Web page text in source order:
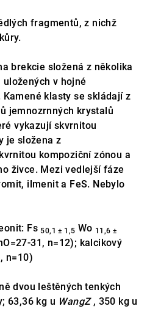
fragmentů, z nichž
brekcie složená z několika
v hojné
klasty se skládají z
jemnozrnných krystalů
vykazují skvrnitou
je složena z
kompoziční zónou a
živce. Mezi vedlejší fáze
ilmenit a FeS. Nebylo
Fs 50,1 ± 1,5 Wo 11,6 ±
31, n=12); kalcikový
, n=10)
dvou leštěných tenkých
63,36 kg u WangZ , 350 kg u